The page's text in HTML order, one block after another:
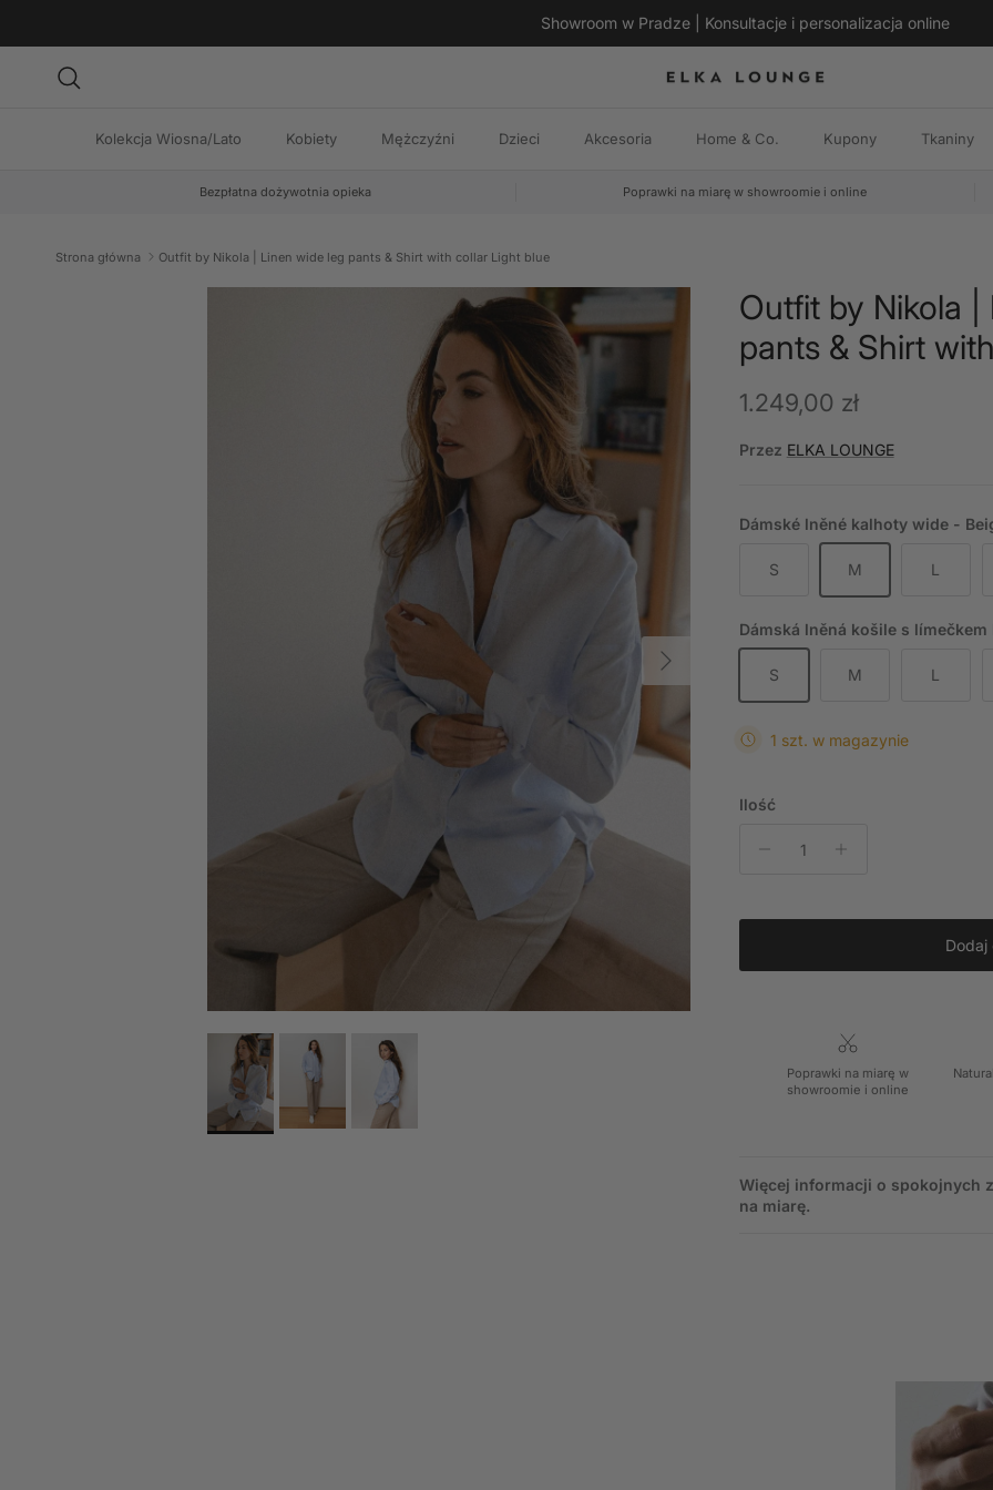
Showroom w Pradze | Konsultacje i personalizacja online
Kolekcja Wiosna/Lato Kobiety Mężczyźni Dzieci Akcesoria Home & Co. Kupony Tkaniny
Bezpłatna dożywotnia opieka Poprawki na miarę w showroomie i online
Strona główna Outfit by Nikola | Linen wide leg pants & Shirt with collar Light blue
Outfit by Nikola |
pants & Shirt
Cena regularna
1.249,00 zł
Przez ELKA LOUNGE
Dámské lněné kalhoty wide -
S M L
Dámská lněná košile s
S M L
1 szt. w magazynie
Ilość
Dodaj
Poprawki na miarę w
showroomie i online
Więcej informacji o spokojnych
na miarę.